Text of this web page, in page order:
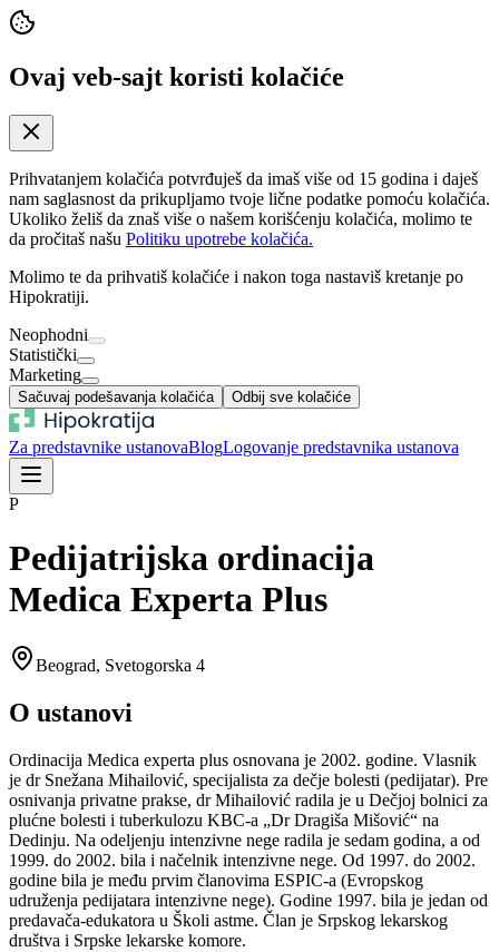
Ovaj veb-sajt koristi kolačiće
Prihvatanjem kolačića potvrđuješ da imaš više od 15 godina i daješ
nam saglasnost da prikupljamo tvoje lične podatke pomoću kolačića.
Ukoliko želiš da znaš više o našem korišćenju kolačića, molimo te
da pročitaš našu Politiku upotrebe kolačića.
Molimo te da prihvatiš kolačiće i nakon toga nastaviš kretanje po
Hipokratiji.
Neophodni
Statistički
Marketing
Sačuvaj podešavanja kolačića Odbij sve kolačiće
Za predstavnike ustanovaBlogLogovanje predstavnika ustanova
P
Pedijatrijska ordinacija
Medica Experta Plus
Beograd, Svetogorska 4
O ustanovi
Ordinacija Medica experta plus osnovana je 2002. godine. Vlasnik
je dr Snežana Mihailović, specijalista za dečje bolesti (pedijatar). Pre
osnivanja privatne prakse, dr Mihailović radila je u Dečjoj bolnici za
plućne bolesti i tuberkulozu KBC-a „Dr Dragiša Mišović“ na
Dedinju. Na odeljenju intenzivne nege radila je sedam godina, a od
1999. do 2002. bila i načelnik intenzivne nege. Od 1997. do 2002.
godine bila je među prvim članovima ESPIC-a (Evropskog
udruženja pedijatara intenzivne nege). Godine 1997. bila je jedan od
predavača-edukatora u Školi astme. Član je Srpskog lekarskog
društva i Srpske lekarske komore.